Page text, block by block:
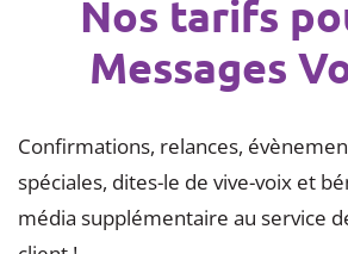
Nos tarifs
Messages
Confirmations, relances,
spéciales, dites-le de vive-voix et
média supplémentaire au service